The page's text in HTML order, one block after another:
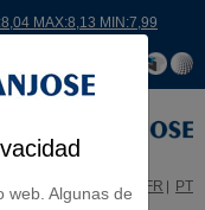
web. Algunas de
MAX:8,13 MIN:7,99
EN FR PT